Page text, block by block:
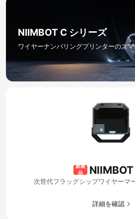
NIIMBOT C シリーズ​
ワイヤーナンバリングプリンターのスマ
新製
品
NIIMBOT
次世代フラッグシップワイヤーマ
詳細を確認​